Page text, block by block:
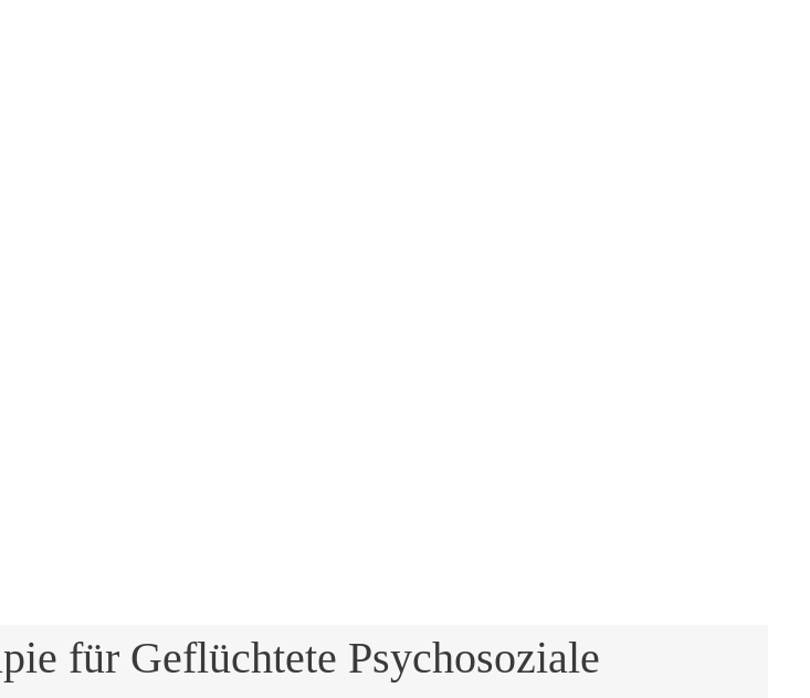
für Geflüchtete Psychosoziale